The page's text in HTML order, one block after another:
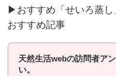
▶おすすめ「せいろ蒸
おすすめ記事